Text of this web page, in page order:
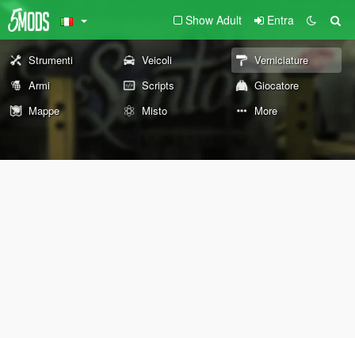
Show Adult Entra
Strumenti Veicoli
Verniciature
Armi
Scripts
Giocatore
Mappe
Misto More